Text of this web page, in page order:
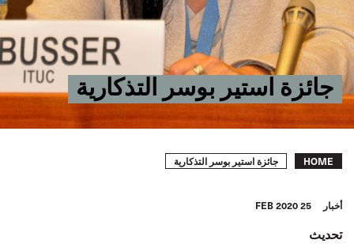
جائزة استير بوسر التذكارية
Breadcrumb
HOME جائزة استير بوسر التذكارية
أخبار 25 FEB 2020
تحديث